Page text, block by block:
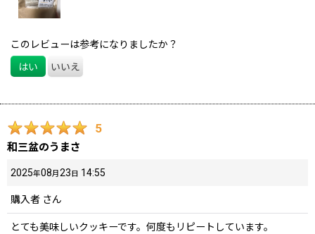
このレビューは参考になりましたか？
はい
いいえ
5
和三盆のうまさ
2025年08月 23 日 14:55
購入者 さん
とても美味しいクッキーです。何度もリピートしています。